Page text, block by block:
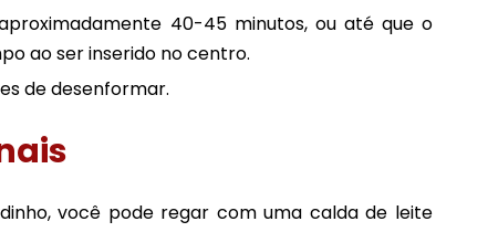
40-45 minutos, ou até que o
ao ser inserido no centro.
de desenformar.
você pode regar com uma calda de leite